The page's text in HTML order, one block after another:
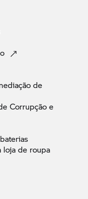
de
Corrupção e
baterias
loja de roupa